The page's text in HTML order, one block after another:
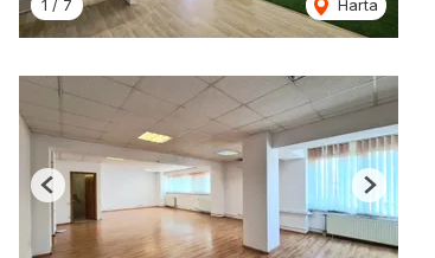
1 / 7 Harta
Previous Next